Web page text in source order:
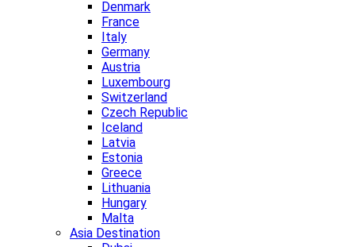
Denmark
France
Italy
Germany
Austria
Luxembourg
Switzerland
Czech Republic
Iceland
Latvia
Estonia
Greece
Lithuania
Hungary
Malta
Asia Destination